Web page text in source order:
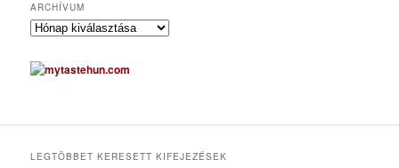
ARCHÍVUM
A
c
h
u
LEGTÖBBET KERESETT KIFEJEZÉSEK